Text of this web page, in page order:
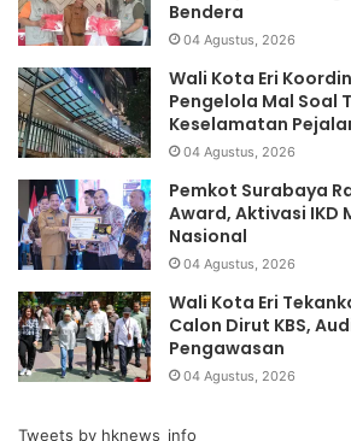
Bendera
04 Agustus, 2026
Wali Kota Eri
Pengelola Mal Soal
Keselamatan
04 Agustus, 2026
Pemkot Surabaya
Award, Aktivasi IKD
Nasional
04 Agustus, 2026
Wali Kota Eri
Calon Dirut KBS,
Pengawasan
04 Agustus, 2026
Tweets by hknews_info